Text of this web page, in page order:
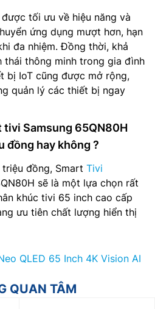
tối ưu về hiệu năng và
ứng dụng mượt hơn, hạn
đa nhiệm. Đồng thời, khả
thái thông minh trong gia đình
bị IoT cũng được mở rộng,
quản lý các thiết bị ngay
tivi Samsung 65QN80H
đồng hay không ?
đồng, Smart Tivi
sẽ là một lựa chọn rất
khúc tivi 65 inch cao cấp
ưu tiên chất lượng hiển thị
QLED 65 Inch 4K Vision AI
QUAN TÂM